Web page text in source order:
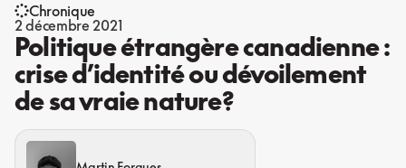
Chronique
2 décembre 2021
Politique étrangère canadienne :
crise d’identité ou dévoilement
de sa vraie nature?